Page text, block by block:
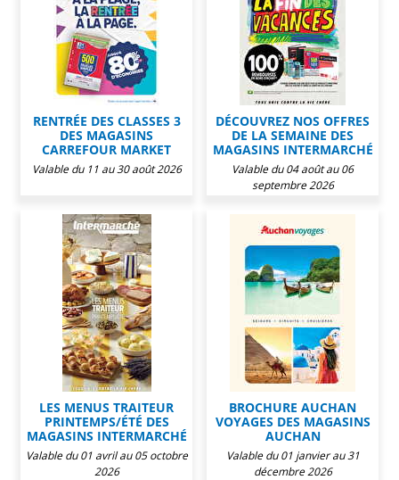
RENTRÉE DES CLASSES 3
DES MAGASINS
CARREFOUR MARKET
Valable du 11 au 30 août 2026
DÉCOUVREZ NOS OFFRES
DE LA SEMAINE DES
MAGASINS INTERMARCHÉ
Valable du 04 août au 06
septembre 2026
LES MENUS TRAITEUR
PRINTEMPS/ÉTÉ DES
MAGASINS INTERMARCHÉ
Valable du 01 avril au 05 octobre
2026
BROCHURE AUCHAN
VOYAGES DES MAGASINS
AUCHAN
Valable du 01 janvier au 31
décembre 2026